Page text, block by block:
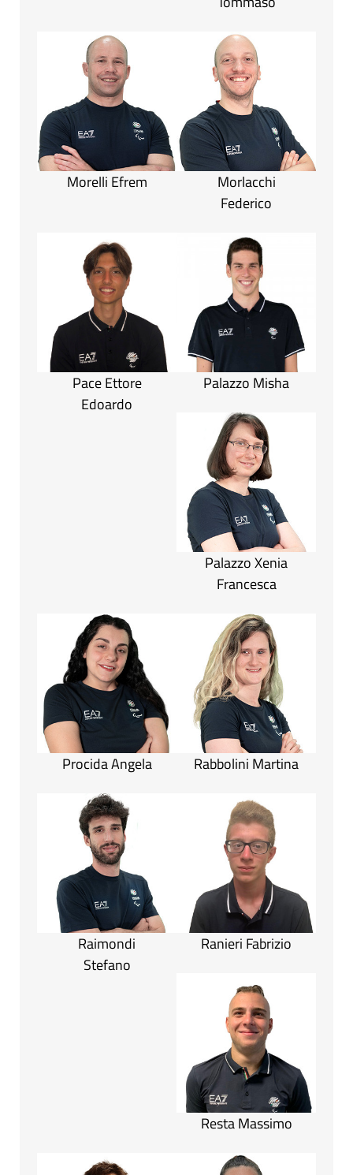
Morelli Efrem
Morlacchi
Federico
Pace Ettore
Edoardo
Palazzo Misha
Palazzo Xenia
Francesca
Procida Angela Rabbolini Martina
Raimondi
Stefano
Ranieri Fabrizio
Resta Massimo